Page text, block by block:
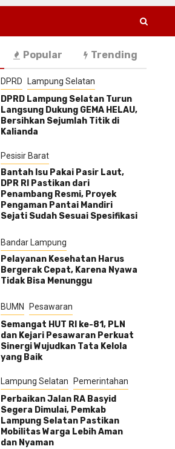
Popular Trending
DPRD Lampung Selatan
DPRD Lampung Selatan Turun
Langsung Dukung GEMA HELAU,
Bersihkan Sejumlah Titik di
Kalianda
Pesisir Barat
Bantah Isu Pakai Pasir Laut,
DPR RI Pastikan dari
Penambang Resmi, Proyek
Pengaman Pantai Mandiri
Sejati Sudah Sesuai Spesifikasi
Bandar Lampung
Pelayanan Kesehatan Harus
Bergerak Cepat, Karena Nyawa
Tidak Bisa Menunggu
BUMN Pesawaran
Semangat HUT RI ke-81, PLN
dan Kejari Pesawaran Perkuat
Sinergi Wujudkan Tata Kelola
yang Baik
Lampung Selatan Pemerintahan
Perbaikan Jalan RA Basyid
Segera Dimulai, Pemkab
Lampung Selatan Pastikan
Mobilitas Warga Lebih Aman
dan Nyaman